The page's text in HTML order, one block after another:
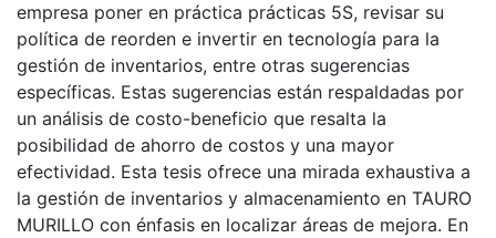
empresa poner en práctica prácticas 5S, revisar su
política de reorden e invertir en tecnología para la
gestión de inventarios, entre otras sugerencias
específicas. Estas sugerencias están respaldadas por
un análisis de costo-beneficio que resalta la
posibilidad de ahorro de costos y una mayor
efectividad. Esta tesis ofrece una mirada exhaustiva a
la gestión de inventarios y almacenamiento en TAURO
MURILLO con énfasis en localizar áreas de mejora. En